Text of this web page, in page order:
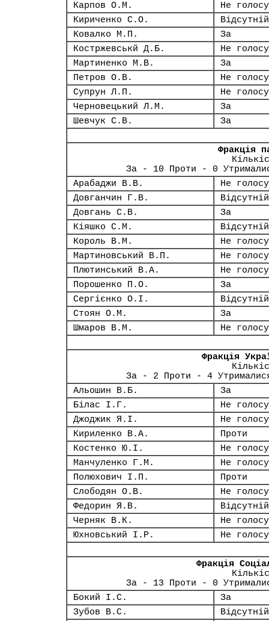
Карпов О.М.
Не
Кириченко С.О.
Відсутній
Ковалко М.П.
За
Костржевськй Д.Б.
Не
Мартиненко М.В.
За
Петров О.В.
Не
Супрун Л.П.
Не
Черновецький Л.М.
За
Шевчук С.В.
За
Фракція
За - 10 Проти - 0
Арабаджи В.В.
Не
Довганчин Г.В.
Відсутній
Довгань С.В.
За
Кіяшко С.М.
Відсутній
Король В.М.
Не
Мартиновський В.П.
Не
Плютинський В.А.
Не
Порошенко П.О.
За
Сергієнко О.І.
Відсутній
Стоян О.М.
За
Шмаров В.М.
Не
Фракція
За - 2 Проти - 4
Альошин В.Б.
За
Білас І.Г.
Не
Джоджик Я.І.
Не
Кириленко В.А.
Проти
Костенко Ю.І.
Не
Манчуленко Г.М.
Не
Полюхович І.П.
Проти
Слободян О.В.
Не
Федорин Я.В.
Відсутній
Черняк В.К.
Не
Юхновський І.Р.
Не
Фракція
За - 13 Проти - 0
Бокий І.С.
За
Зубов В.С.
Відсутній